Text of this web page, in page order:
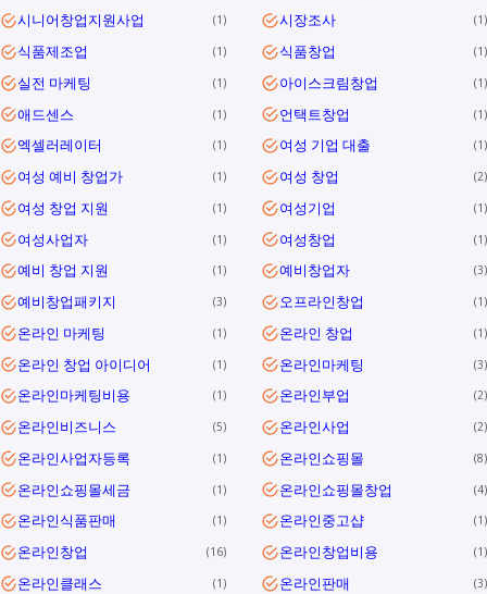
시니어창업지원사업 1 시장조사 1
식품제조업 1 식품창업 1
실전 마케팅 1 아이스크림창업 1
애드센스 1 언택트창업 1
엑셀러레이터 1 여성 기업 대출 1
여성 예비 창업가 1 여성 창업 2
여성 창업 지원 1 여성기업 1
여성사업자 1 여성창업 1
예비 창업 지원 1 예비창업자 3
예비창업패키지 3 오프라인창업 1
온라인 마케팅 1 온라인 창업 1
온라인 창업 아이디어 1 온라인마케팅 3
온라인마케팅비용 1 온라인부업 2
온라인비즈니스 5 온라인사업 2
온라인사업자등록 1 온라인쇼핑몰 8
온라인쇼핑몰세금 1 온라인쇼핑몰창업 4
온라인식품판매 1 온라인중고샵 1
온라인창업 16 온라인창업비용 1
온라인클래스 1 온라인판매 3